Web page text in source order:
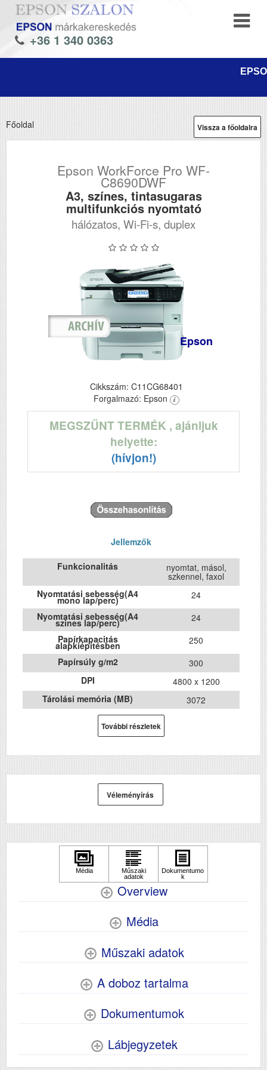
+36 1 340 0363
Vissza a főoldalra
Főoldal
Epson WorkForce Pro WF-
C8690DWF
A3, színes, tintasugaras
multifunkciós nyomtató
hálózatos, Wi-Fi-s, duplex
Epson
Cikkszám: C11CG68401
Forgalmazó: Epson
MEGSZŰNT TERMÉK , ajánljuk
helyette:
(hívjon!)
Jellemzők
Funkcionalitás nyomtat, másol,
szkennel, faxol
Nyomtatási sebesség(A4
mono lap/perc)
24
Nyomtatási sebesség(A4
szines lap/perc)
24
Papírkapacitás
alapkiépítésben
250
Papírsúly g/m2
300
DPI
4800 x 1200
Tárolási memória (MB)
3072
Havi terhelhetőség (oldal/hó)
Első fekete nyomat
Első színes nyomat
ADF (automatikus lapolvasó)
DADF (automatikus
kétoldalas lapolvasás)
USB
Igen
Duplex
Igen
Szín
színes
493 x 613 x 755
Súly (kg)
Hálozat
Szkennelés
igen
További részletek
Véleményírás
Overview
Média
Műszaki adatok
A doboz tartalma
Dokumentumok
Lábjegyzetek